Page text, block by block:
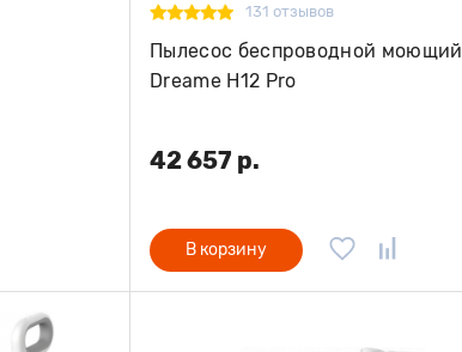
131 отзывов
Пылесос беспроводной моющий
Dreame H12 Pro
42 657 р.
В корзину